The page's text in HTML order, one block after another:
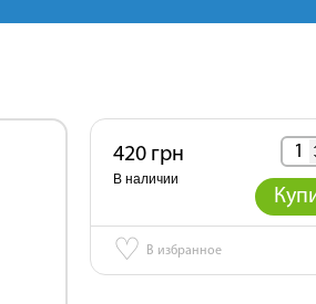
420 грн
В наличии
♡ В избранное